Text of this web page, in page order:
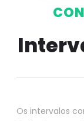
Os intervalos